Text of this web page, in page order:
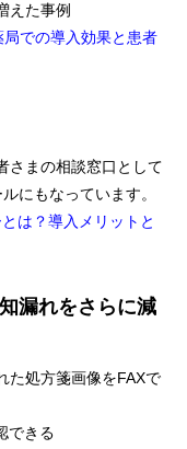
えた事例
での導入効果と患者
さまの相談窓口として
にもなっています。
は？導入メリットと
漏れをさらに減
た処方箋画像をFAXで
できる